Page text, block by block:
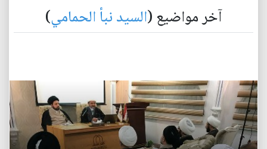
آخر مواضيع (السيد نبأ الحمامي)